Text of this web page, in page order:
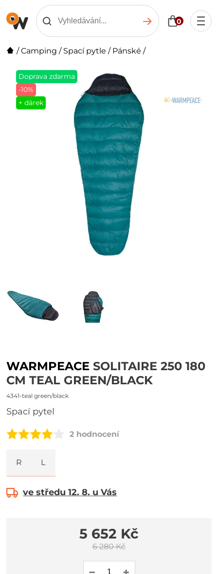
0
/Camping / Spací pytle / Pánské /
Doprava zdarma
-10%
+ dárek
WARMPEACE SOLITAIRE 250 180
CM TEAL GREEN/BLACK
4341-teal green/black
spací pytel
2 hodnocení
R L
ve středu 12. 8. u Vás
5 652 Kč
6 280 Kč